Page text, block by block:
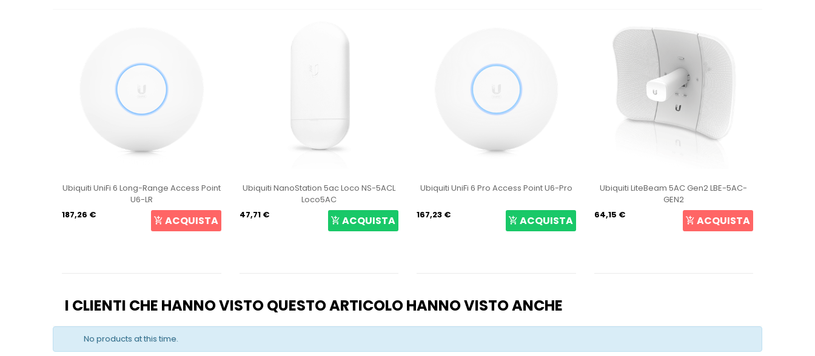
Ubiquiti UniFi 6 Long-Range Access Point
U6-LR
187,26 €
ACQUISTA
Ubiquiti NanoStation 5ac Loco NS-5ACL
Loco5AC
47,71 €
ACQUISTA
Ubiquiti UniFi 6 Pro Access Point U6-Pro
167,23 € ACQUISTA
Ubiquiti LiteBeam 5AC Gen2 LBE-5AC-
GEN2
64,15 €
ACQUISTA
I CLIENTI CHE HANNO VISTO QUESTO ARTICOLO HANNO VISTO ANCHE
No products at this time.